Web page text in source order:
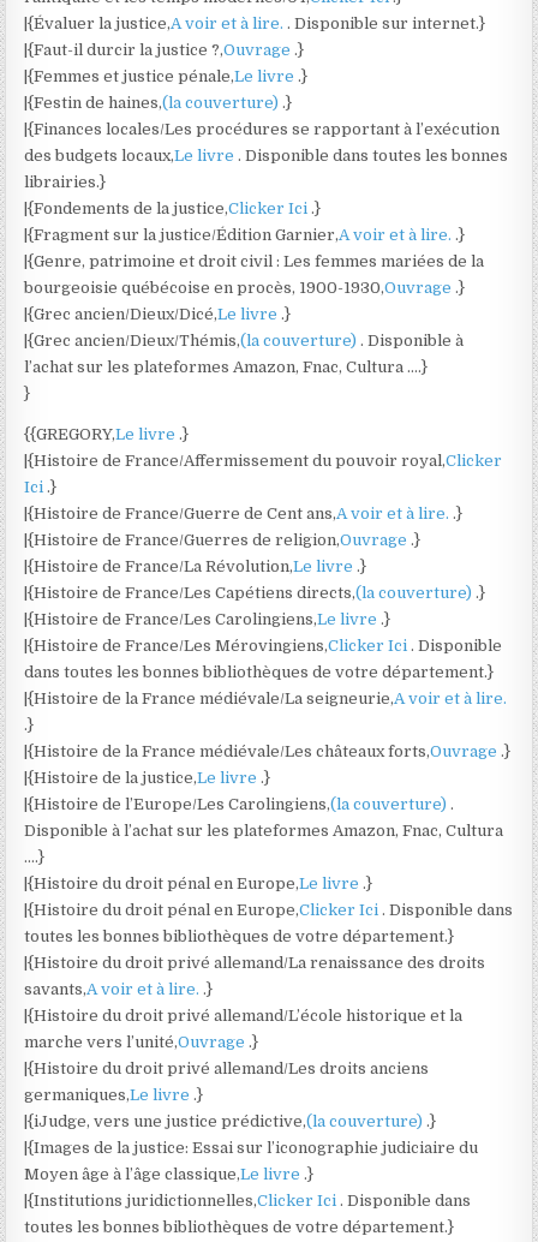
|{Évaluer la justice,A voir et à lire. . Disponible sur internet.}
|{Faut-il durcir la justice ?,Ouvrage .}
|{Femmes et justice pénale,Le livre .}
|{Festin de haines,(la couverture) .}
|{Finances locales/Les procédures se rapportant à l’exécution
des budgets locaux,Le livre . Disponible dans toutes les bonnes
librairies.}
|{Fondements de la justice,Clicker Ici .}
|{Fragment sur la justice/Édition Garnier,A voir et à lire. .}
|{Genre, patrimoine et droit civil : Les femmes mariées de la
bourgeoisie québécoise en procès, 1900-1930,Ouvrage .}
|{Grec ancien/Dieux/Dicé,Le livre .}
|{Grec ancien/Dieux/Thémis,(la couverture) . Disponible à
l’achat sur les plateformes Amazon, Fnac, Cultura ….}
}
{{GREGORY,Le livre .}
|{Histoire de France/Affermissement du pouvoir royal,Clicker
Ici .}
|{Histoire de France/Guerre de Cent ans,A voir et à lire. .}
|{Histoire de France/Guerres de religion,Ouvrage .}
|{Histoire de France/La Révolution,Le livre .}
|{Histoire de France/Les Capétiens directs,(la couverture) .}
|{Histoire de France/Les Carolingiens,Le livre .}
|{Histoire de France/Les Mérovingiens,Clicker Ici . Disponible
dans toutes les bonnes bibliothèques de votre département.}
|{Histoire de la France médiévale/La seigneurie,A voir et à lire.
.}
|{Histoire de la France médiévale/Les châteaux forts,Ouvrage .}
|{Histoire de la justice,Le livre .}
|{Histoire de l’Europe/Les Carolingiens,(la couverture) .
Disponible à l’achat sur les plateformes Amazon, Fnac, Cultura
….}
|{Histoire du droit pénal en Europe,Le livre .}
|{Histoire du droit pénal en Europe,Clicker Ici . Disponible dans
toutes les bonnes bibliothèques de votre département.}
|{Histoire du droit privé allemand/La renaissance des droits
savants,A voir et à lire. .}
|{Histoire du droit privé allemand/L’école historique et la
marche vers l’unité,Ouvrage .}
|{Histoire du droit privé allemand/Les droits anciens
germaniques,Le livre .}
|{iJudge, vers une justice prédictive,(la couverture) .}
|{Images de la justice: Essai sur l’iconographie judiciaire du
Moyen âge à l’âge classique,Le livre .}
|{Institutions juridictionnelles,Clicker Ici . Disponible dans
toutes les bonnes bibliothèques de votre département.}